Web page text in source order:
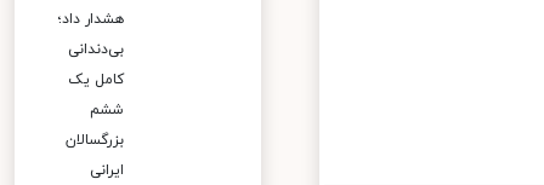
هشدار داد؛
بی‌دندانی
کامل یک
ششم
بزرگسالان
ایرانی